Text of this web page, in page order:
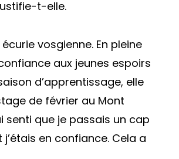
t-elle.
vosgienne. En pleine
aux jeunes espoirs
d’apprentissage, elle
de février au Mont
senti que je passais un cap
en confiance. Cela a